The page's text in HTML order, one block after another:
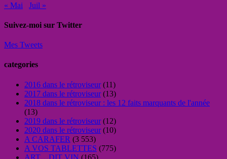
« Mai
Juil »
Suivez-moi sur Twitter
Mes Tweets
categories
2016 dans le rétroviseur(11)
2017 dans le rétroviseur(13)
2018 dans le rétroviseur : les 12 faits marquants de l'année
(13)
2019 dans le rétroviseur(12)
2020 dans le rétroviseur(10)
A CARAFER (3 553)
A VOS TABLETTES (775)
ART…DIT VIN (165)